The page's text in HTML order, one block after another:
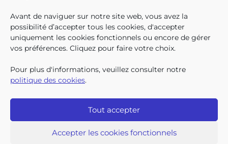
Avant de naviguer sur notre site web, vous avez la
possibilité d’accepter tous les cookies, d'accepter
uniquement les cookies fonctionnels ou encore de gérer
vos préférences. Cliquez pour faire votre choix.
Pour plus d'informations, veuillez consulter notre
politique des cookies.
Tout accepter
Accepter les cookies fonctionnels
supplément social en plus du
montant de base de leurs all
QUI SOMMES-NOUS ?
TRAVAILLER CHEZ NOUS
TOUTES LES NEWS
TRANSPARENCE
CONTACTEZ-NOUS
PRESSE
PLAINTES
Iriscare • 71 rue Belliard boîte 2 • 1040 Bruxelles
Déclaration d’accessibilité